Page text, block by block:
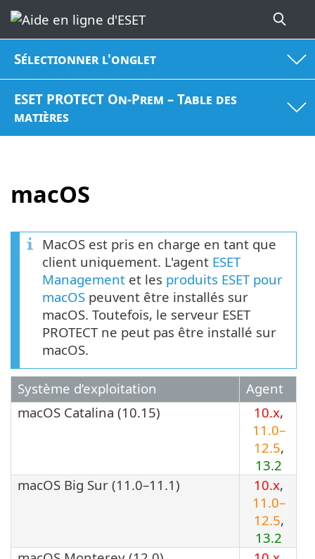
Sélectionner l'onglet
ESET PROTECT On-Prem – Table des
matières
macOS
MacOS est pris en charge en tant que
client uniquement. L'agent ESET
Management et les produits ESET pour
macOS peuvent être installés sur
macOS. Toutefois, le serveur ESET
PROTECT ne peut pas être installé sur
macOS.
Système d’exploitation
Agent
macOS Catalina (10.15)
10.x,
11.0–
12.5,
13.2
macOS Big Sur (11.0–11.1)
10.x,
11.0–
12.5,
13.2